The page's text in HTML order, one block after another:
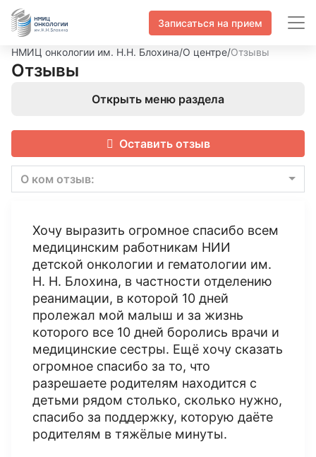
Записаться на прием
НМИЦ онкологии им. Н.Н. Блохина/О центре/Отзывы
Отзывы
Открыть меню раздела
Оставить отзыв
О ком отзыв:
Хочу выразить огромное спасибо всем
медицинским работникам НИИ
детской онкологии и гематологии им.
Н. Н. Блохина, в частности отделению
реанимации, в которой 10 дней
пролежал мой малыш и за жизнь
которого все 10 дней боролись врачи и
медицинские сестры. Ещё хочу сказать
огромное спасибо за то, что
разрешаете родителям находится с
детьми рядом столько, сколько нужно,
спасибо за поддержку, которую даёте
родителям в тяжёлые минуты.